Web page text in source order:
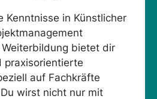
Kenntnisse in Künstlicher
bietet dir
praxisorientierte
auf Fachkräfte
wirst nicht nur mit